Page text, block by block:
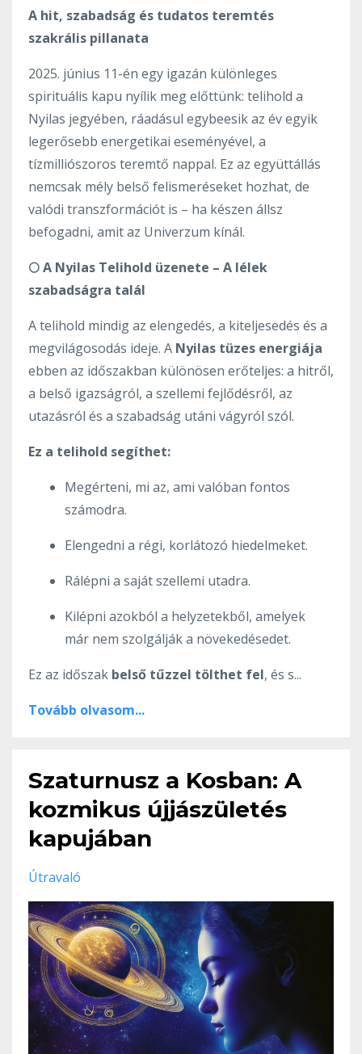
A hit, szabadság és tudatos teremtés
szakrális pillanata
2025. június 11-én egy igazán különleges
spirituális kapu nyílik meg előttünk: telihold a
Nyilas jegyében, ráadásul egybeesik az év egyik
legerősebb energetikai eseményével, a
tízmilliószoros teremtő nappal. Ez az együttállás
nemcsak mély belső felismeréseket hozhat, de
valódi transzformációt is – ha készen állsz
befogadni, amit az Univerzum kínál.
🌕 A Nyilas Telihold üzenete – A lélek
szabadságra talál
A telihold mindig az elengedés, a kiteljesedés és a
megvilágosodás ideje. A Nyilas tüzes energiája
ebben az időszakban különösen erőteljes: a hitről,
a belső igazságról, a szellemi fejlődésről, az
utazásról és a szabadság utáni vágyról szól.
Ez a telihold segíthet:
Megérteni, mi az, ami valóban fontos
számodra.
Elengedni a régi, korlátozó hiedelmeket.
Rálépni a saját szellemi utadra.
Kilépni azokból a helyzetekből, amelyek
már nem szolgálják a növekedésedet.
Ez az időszak belső tűzzel tölthet fel, és s...
Tovább olvasom...
Szaturnusz a Kosban: A
kozmikus újjászületés
kapujában
Útravaló